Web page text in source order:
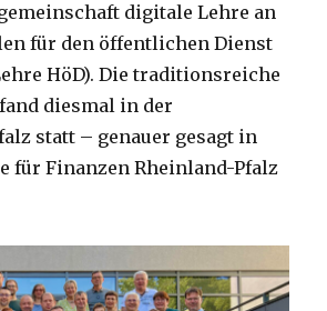
digitale Lehre an
für den öffentlichen Dienst
HöD). Die traditionsreiche
diesmal in der
statt – genauer gesagt in
für Finanzen Rheinland-Pfalz